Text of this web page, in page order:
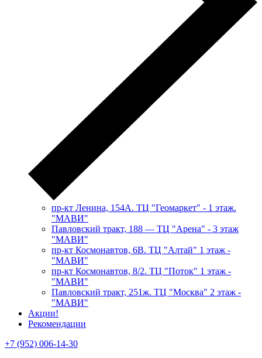
пр-кт Ленина, 154А. ТЦ "Геомаркет" - 1 этаж.
"МАВИ"
​Павловский тракт, 188 — ТЦ "Арена" - 3 этаж
"МАВИ"
пр-кт Космонавтов, 6В. ТЦ "Алтай" 1 этаж -
"МАВИ"
пр-кт Космонавтов, 8/2. ТЦ "Поток" 1 этаж -
"МАВИ"
Павловский тракт, 251ж. ТЦ "Москва" 2 этаж -
"МАВИ"
Акции!
Рекомендации
+7 (952) 006-14-30